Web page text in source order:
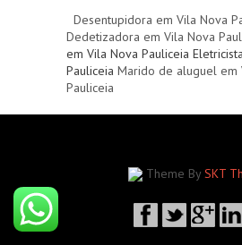
Desentupidora em Vila Nova
Dedetizadora em Vila Nova
em Vila Nova Pauliceia
Pauliceia Marido de aluguel em
Pauliceia
Theme By SKT